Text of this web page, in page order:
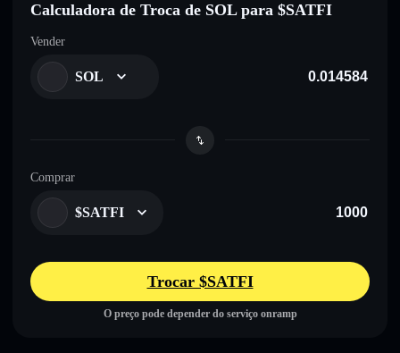
Calculadora de Troca de SOL para $SATFI
Vender
SOL
Comprar
$SATFI
Trocar $SATFI
O preço pode depender do serviço onramp